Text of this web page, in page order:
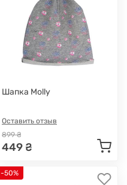
Шапка Molly
Оставить отзыв
899 ₴
449 ₴
-50%